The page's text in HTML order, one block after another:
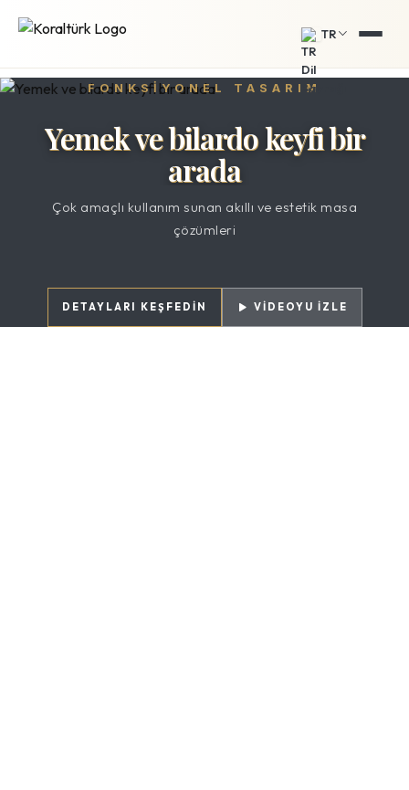
TR
FONKSIYONEL TASARIM
Yemek ve bilardo keyfi bir
arada
Çok amaçlı kullanım sunan akıllı ve estetik masa
çözümleri
DETAYLARI KEŞFEDIN VİDEOYU İZLE